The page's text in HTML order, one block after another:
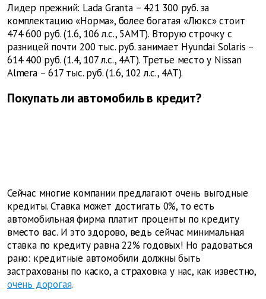
Лидер прежний: Lada Granta – 421 300 руб. за
комплектацию «Норма», более богатая «Люкс» стоит
474 600 руб. (1.6, 106 л.с., 5АМТ). Вторую строчку с
разницей почти 200 тыс. руб. занимает Hyundai Solaris –
614 400 руб. (1.4, 107 л.с., 4АТ). Третье место у Nissan
Almera – 617 тыс. руб. (1.6, 102 л.с., 4АТ).
Покупать ли автомобиль в кредит?
Сейчас многие компании предлагают очень выгодные
кредиты. Ставка может достигать 0%, то есть
автомобильная фирма платит проценты по кредиту
вместо вас. И это здорово, ведь сейчас минимальная
ставка по кредиту равна 22% годовых! Но радоваться
рано: кредитные автомобили должны быть
застрахованы по каско, а страховка у нас, как известно,
очень дорогая.